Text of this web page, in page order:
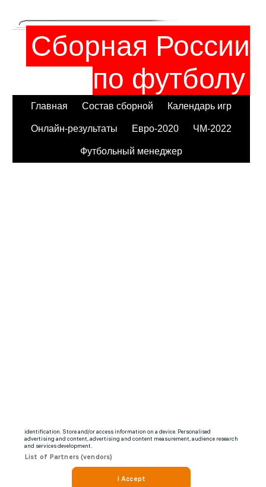
Сборная России
по футболу
Главная Состав сборной Календарь игр
Онлайн-результаты Евро-2020 ЧМ-2022
Футбольный менеджер